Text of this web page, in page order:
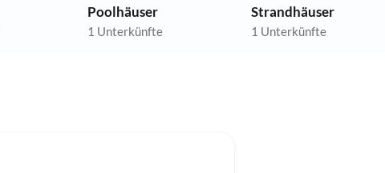
Poolhäuser
1 Unterkünfte
Strandhäuser
1 Unterkünfte